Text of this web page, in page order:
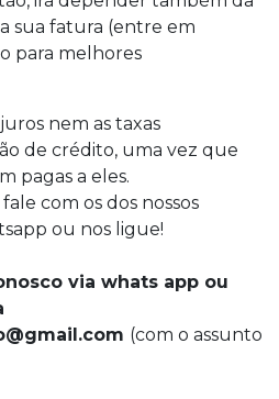
sua fatura (entre em
para melhores
nem as taxas
de crédito, uma vez que
pagas a eles.
com os dos nossos
ou nos ligue!
via whats app ou
(com o assunto